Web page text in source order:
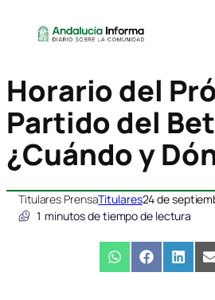
Horario del
Partido del
¿Cuándo y
Titulares PrensaTitulares24 de
1 minutos de tiempo de lectura
Compartir
en
WhatsApp
en en